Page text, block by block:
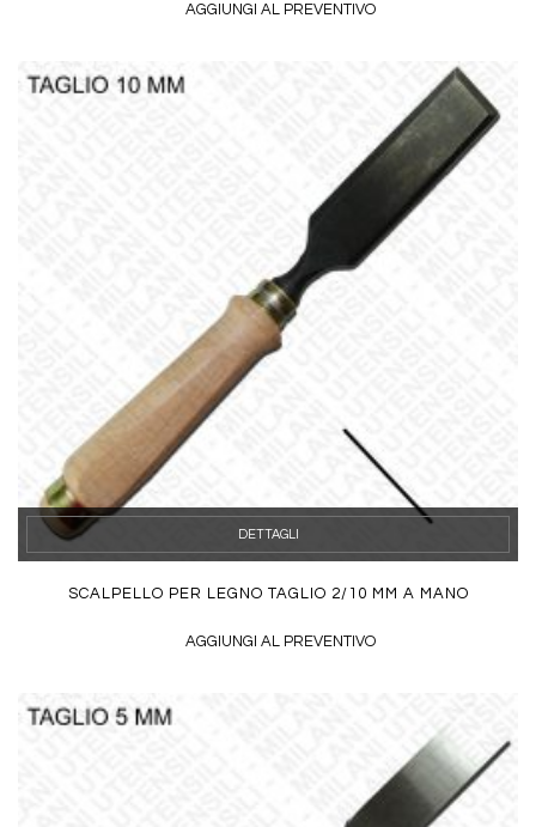
AGGIUNGI AL PREVENTIVO
DETTAGLI
SCALPELLO PER LEGNO TAGLIO 2/10 MM A MANO
AGGIUNGI AL PREVENTIVO